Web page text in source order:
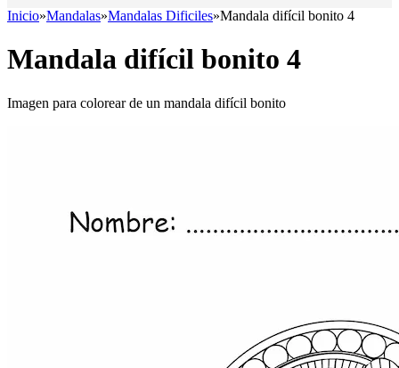
Inicio»Mandalas»Mandalas Dificiles»Mandala difícil bonito 4
Mandala difícil bonito 4
Imagen para colorear de un mandala difícil bonito